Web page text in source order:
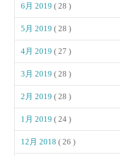
6月 2019( 28 )
5月 2019( 28 )
4月 2019( 27 )
3月 2019( 28 )
2月 2019( 28 )
1月 2019( 24 )
12月 2018( 26 )